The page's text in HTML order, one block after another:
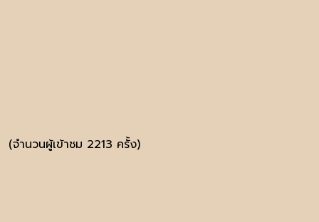
(จำนวนผู้เข้าชม 2213 ครั้ง)